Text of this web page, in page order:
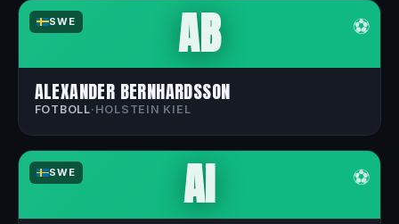
SWE ⚽
AB
ALEXANDER BERNHARDSSON
FOTBOLL· HOLSTEIN KIEL
SWE ⚽
AI